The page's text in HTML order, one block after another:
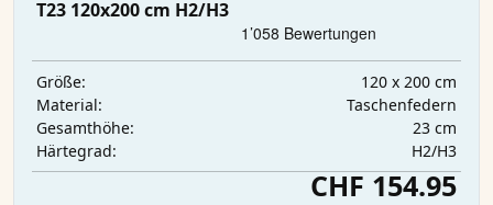
T23 120x200 cm H2/H3
Größe:
120 x 200 cm
Material:
Taschenfedern
Gesamthöhe:
23 cm
Härtegrad:
H2/H3
CHF 154.95